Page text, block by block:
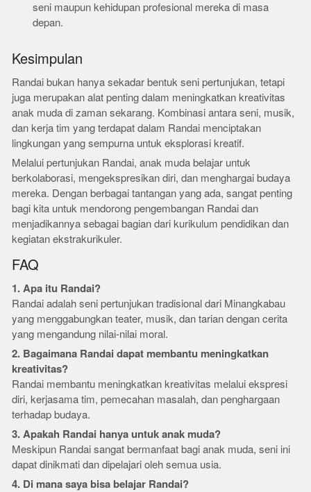
seni maupun kehidupan profesional mereka di masa
depan.
Kesimpulan
Randai bukan hanya sekadar bentuk seni pertunjukan, tetapi
juga merupakan alat penting dalam meningkatkan kreativitas
anak muda di zaman sekarang. Kombinasi antara seni, musik,
dan kerja tim yang terdapat dalam Randai menciptakan
lingkungan yang sempurna untuk eksplorasi kreatif.
Melalui pertunjukan Randai, anak muda belajar untuk
berkolaborasi, mengekspresikan diri, dan menghargai budaya
mereka. Dengan berbagai tantangan yang ada, sangat penting
bagi kita untuk mendorong pengembangan Randai dan
menjadikannya sebagai bagian dari kurikulum pendidikan dan
kegiatan ekstrakurikuler.
FAQ
1. Apa itu Randai?
Randai adalah seni pertunjukan tradisional dari Minangkabau
yang menggabungkan teater, musik, dan tarian dengan cerita
yang mengandung nilai-nilai moral.
2. Bagaimana Randai dapat membantu meningkatkan
kreativitas?
Randai membantu meningkatkan kreativitas melalui ekspresi
diri, kerjasama tim, pemecahan masalah, dan penghargaan
terhadap budaya.
3. Apakah Randai hanya untuk anak muda?
Meskipun Randai sangat bermanfaat bagi anak muda, seni ini
dapat dinikmati dan dipelajari oleh semua usia.
4. Di mana saya bisa belajar Randai?